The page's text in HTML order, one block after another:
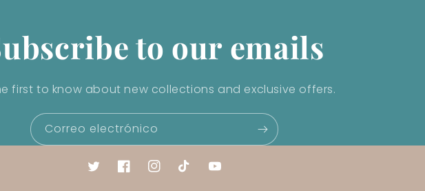
to our emails
first to know about new collections and exclusive offers.
Correo electrónico
TwitterFacebookInstagram
TikTok YouTube